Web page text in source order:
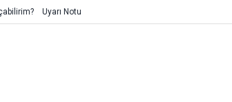
Uyarı Notu